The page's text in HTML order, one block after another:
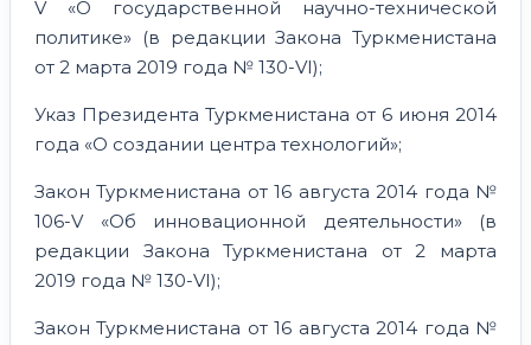
V «О государственной научно-технической
политике» (в редакции Закона Туркменистана
от 2 марта 2019 года № 130-VI);
Указ Президента Туркменистана от 6 июня 2014
года «О создании центра технологий»;
Закон Туркменистана от 16 августа 2014 года №
106-V «Об инновационной деятельности» (в
редакции Закона Туркменистана от 2 марта
2019 года № 130-VI);
Закон Туркменистана от 16 августа 2014 года №